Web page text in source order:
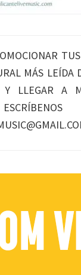
MÁS LEÍDA
Y LLEGAR A